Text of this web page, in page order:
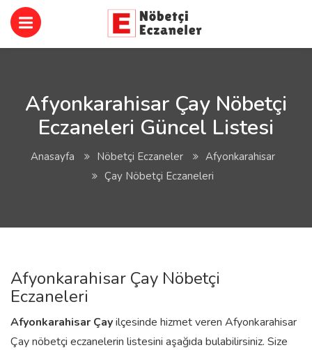
Afyonkarahisar Çay Nöbetçi
Eczaneleri Güncel Listesi
Anasayfa Nöbetçi Eczaneler
Afyonkarahisar
Çay Nöbetçi Eczaneleri
Afyonkarahisar Çay Nöbetçi
Eczaneleri
Afyonkarahisar Çayilçesinde hizmet veren Afyonkarahisar
Çay nöbetçi eczanelerin listesini aşağıda bulabilirsiniz. Size